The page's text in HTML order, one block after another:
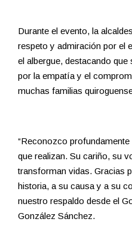
Durante el evento, la
respeto y admiración por el
el albergue, destacando
por la empatía y el
muchas familias
“Reconozco
que realizan. Su cariño, su
transforman vidas. Gracias
historia, a su causa y a su
nuestro respaldo desde el
González Sánchez.